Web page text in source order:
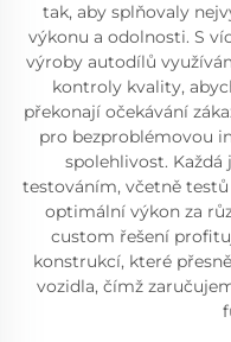
tak, aby splňovaly
výkonu a odolnosti. S
výroby autodílů
kontroly kvality,
překonají očekávání
pro bezproblémovou
spolehlivost.
testováním, včetně
optimální výkon za
custom řešení
konstrukcí, které
vozidla, čímž